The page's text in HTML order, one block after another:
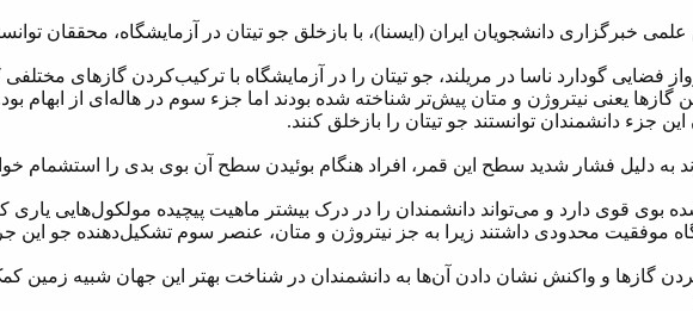
خبرگزاری دانشجویان ایران (ایسنا)، با بازخلق جو تیتان در آزمایشگاه، محققان
فضایی گودارد ناسا در مریلند، جو تیتان را در آزمایشگاه با ترکیب‌کردن گازهای
گازها یعنی نیتروژن و متان پیش‌تر شناخته شده بودند اما جزء سوم در هاله‌ای از
جزء دانشمندان توانستند جو تیتان را بازخلق کنند.
به دلیل فشار شدید سطح این قمر، افراد هنگام بوئیدن سطح آن بوی بدی را استشمام
بوی قوی دارد و می‌تواند دانشمندان را در درک بیشتر ماهیت پیچیده مولکول‌هایی
موفقیت محدودی داشتند زیرا به جز نیتروژن و متان، عنصر سوم تشکیل‌دهنده جو این
گازها و واکنش‌ نشان دادن آن‌ها به دانشمندان در شناخت بهتر این جهان شبیه زمین